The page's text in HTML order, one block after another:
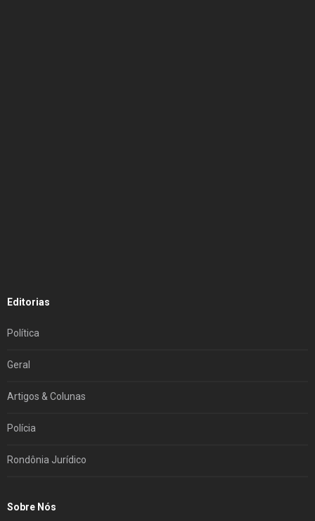
Editorias
Política
Geral
Artigos & Colunas
Polícia
Rondônia Jurídico
Sobre Nós